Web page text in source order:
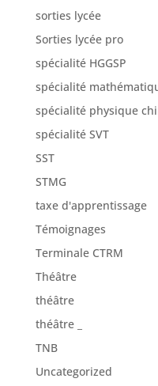
sorties lycée
Sorties lycée pro
spécialité HGGSP
spécialité
spécialité physique
spécialité SVT
SST
STMG
taxe d'apprentissage
Témoignages
Terminale CTRM
Théâtre
théâtre
théâtre _
TNB
Uncategorized